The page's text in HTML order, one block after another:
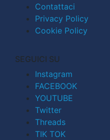
Contattaci
Privacy Policy
Cookie Policy
SEGUICI SU
Instagram
FACEBOOK
YOUTUBE
Twitter
Threads
TIK TOK